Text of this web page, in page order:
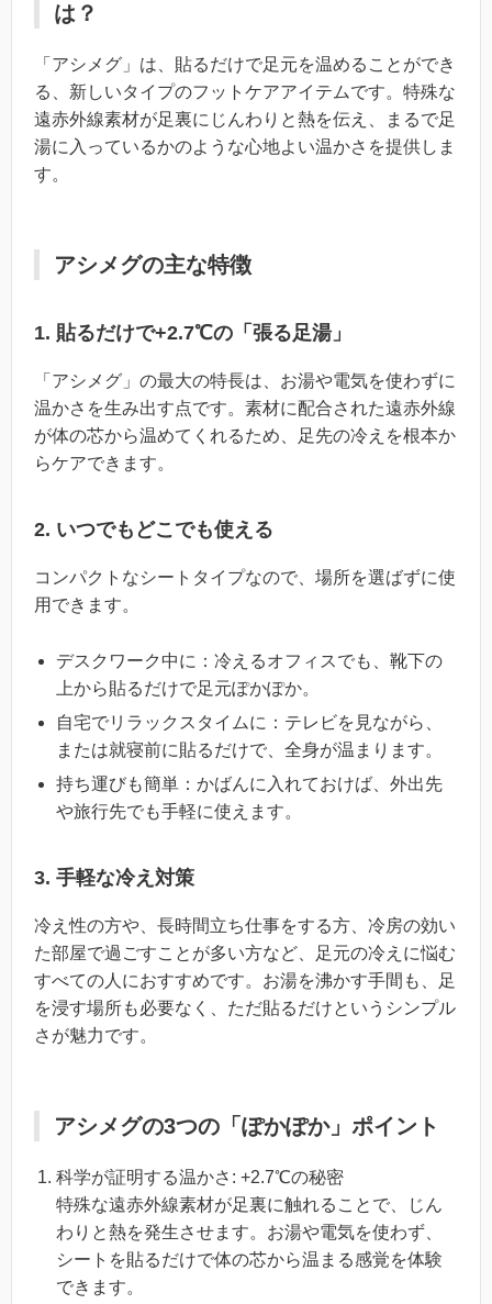
は？
「アシメグ」は、貼るだけで足元を温めることができ
る、新しいタイプのフットケアアイテムです。特殊な
遠赤外線素材が足裏にじんわりと熱を伝え、まるで足
湯に入っているかのような心地よい温かさを提供しま
す。
アシメグの主な特徴
1. 貼るだけで+2.7℃の「張る足湯」
「アシメグ」の最大の特長は、お湯や電気を使わずに
温かさを生み出す点です。素材に配合された遠赤外線
が体の芯から温めてくれるため、足先の冷えを根本か
らケアできます。
2. いつでもどこでも使える
コンパクトなシートタイプなので、場所を選ばずに使
用できます。
デスクワーク中に：冷えるオフィスでも、靴下の
上から貼るだけで足元ぽかぽか。
自宅でリラックスタイムに：テレビを見ながら、
または就寝前に貼るだけで、全身が温まります。
持ち運びも簡単：かばんに入れておけば、外出先
や旅行先でも手軽に使えます。
3. 手軽な冷え対策
冷え性の方や、長時間立ち仕事をする方、冷房の効い
た部屋で過ごすことが多い方など、足元の冷えに悩む
すべての人におすすめです。お湯を沸かす手間も、足
を浸す場所も必要なく、ただ貼るだけというシンプル
さが魅力です。
アシメグの3つの「ぽかぽか」ポイント
科学が証明する温かさ: +2.7℃の秘密
特殊な遠赤外線素材が足裏に触れることで、じん
わりと熱を発生させます。お湯や電気を使わず、
シートを貼るだけで体の芯から温まる感覚を体験
できます。